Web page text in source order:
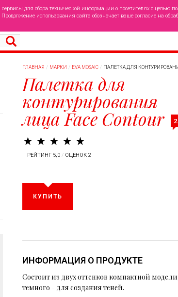
для сбора технической информации о посетителях с целью
использования сайта обозначает ваше согласие на
ГЛАВНАЯ МАРКИ EVA MOSAIC ПАЛЕТКА ДЛЯ
Палетка для
контурирования
лица Face Contour 2
РЕЙТИНГ 5,0 / ОЦЕНОК 2
КУПИТЬ
ИНФОРМАЦИЯ О ПРОДУКТЕ
Состоит из двух оттенков компактной
темного - для создания теней.